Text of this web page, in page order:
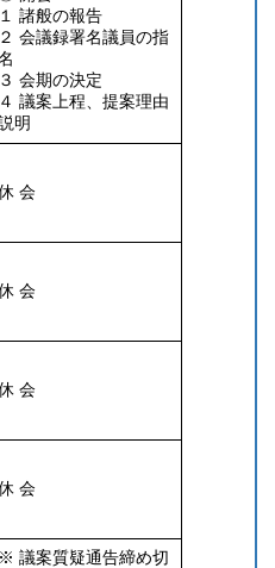
１ 諸般の報告
２ 会議録署名議員の指
３ 会期の決定
４ 議案上程、提案理由
明
会
会
会
会
※ 議案質疑通告締め切